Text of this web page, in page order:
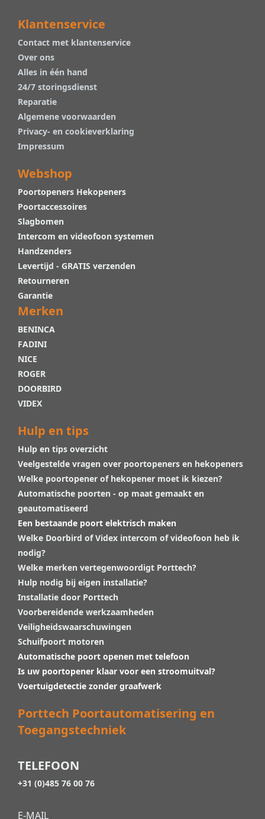
Klantenservice
Contact met klantenservice
Over ons
Alles in één hand
24/7 storingsdienst
Reparatie
Algemene voorwaarden
Privacy- en cookieverklaring
Impressum
Webshop
Poortopeners Hekopeners
Poortaccessoires
Slagbomen
Intercom en videofoon systemen
Handzenders
Levertijd - GRATIS verzenden
Retourneren
Garantie
Merken
BENINCA
FADINI
NICE
ROGER
DOORBIRD
VIDEX
Hulp en tips
Hulp en tips overzicht
Veelgestelde vragen over poortopeners en hekopeners
Welke poortopener of hekopener moet ik kiezen?
Automatische poorten - op maat gemaakt en
geautomatiseerd
Een bestaande poort elektrisch maken
Welke Doorbird of Videx intercom of videofoon heb ik
nodig?
Welke merken vertegenwoordigt Porttech?
Hulp nodig bij eigen installatie?
Installatie door Porttech
Voorbereidende werkzaamheden
Veiligheidswaarschuwingen
Schuifpoort motoren
Automatische poort openen met telefoon
Is uw poortopener klaar voor een stroomuitval?
Voertuigdetectie zonder graafwerk
Porttech Poortautomatisering en
Toegangstechniek
TELEFOON
+31 (0)485 76 00 76
E-MAIL